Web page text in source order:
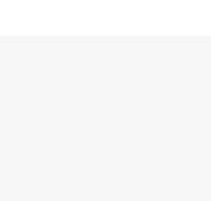
форму и
безопасности:
steps